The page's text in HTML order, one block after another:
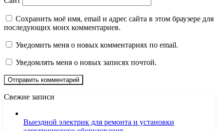
Сохранить моё имя, email и адрес сайта в этом браузере для
последующих моих комментариев.
Уведомить меня о новых комментариях по email.
Уведомлять меня о новых записях почтой.
Свежие записи
Выездной электрик для ремонта и установки